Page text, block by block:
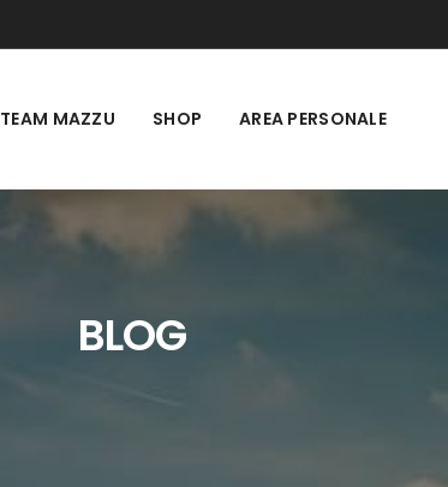
TEAM MAZZU SHOP AREA PERSONALE
BLOG